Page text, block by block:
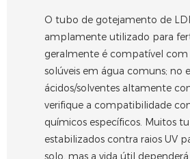
O tubo de gotejamento de
amplamente utilizado para
geralmente é compatível
solúveis em água comuns; no
ácidos/solventes altamente
verifique a compatibilidade
químicos específicos. Muitos
estabilizados contra raios UV
solo, mas a vida útil